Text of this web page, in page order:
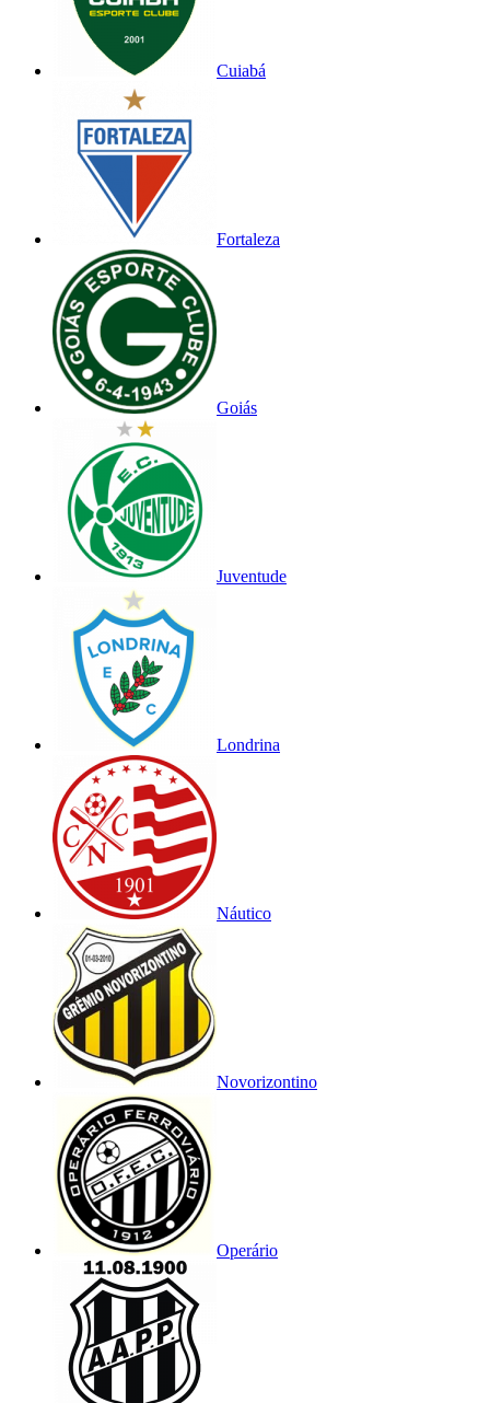
Cuiabá
Fortaleza
Goiás
Juventude
Londrina
Náutico
Novorizontino
Operário